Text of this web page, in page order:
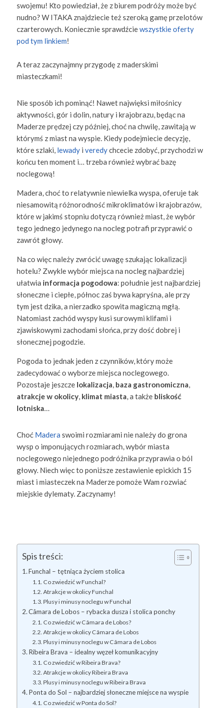
swojemu! Kto powiedział, że z biurem podróży może być
nudno? W ITAKA znajdziecie też szeroką gamę przelotów
czarterowych. Koniecznie sprawdźciewszystkie oferty
pod tym linkiem!
A teraz zaczynajmny przygodę z maderskimi
miasteczkami!
Nie sposób ich pominąć! Nawet najwięksi miłośnicy
aktywności, gór i dolin, natury i krajobrazu, będąc na
Maderze prędzej czy później, choć na chwilę, zawitają w
którymś z miast na wyspie. Kiedy podejmiecie decyzję,
które szlaki, lewadyi veredychcecie zdobyć, przychodzi w
końcu ten moment i… trzeba również wybrać bazę
noclegową!
Madera, choć to relatywnie niewielka wyspa, oferuje tak
niesamowitą różnorodność mikroklimatów i krajobrazów,
które w jakimś stopniu dotyczą również miast, że wybór
tego jednego jedynego na nocleg potrafi przyprawić o
zawrót głowy.
Na co więc należy zwrócić uwagę szukając lokalizacji
hotelu? Zwykle wybór miejsca na nocleg najbardziej
ułatwia informacja pogodowa: południe jest najbardziej
słoneczne i ciepłe, północ zaś bywa kapryśna, ale przy
tym jest dzika, a nierzadko spowita magiczną mgłą.
Natomiast zachód wyspy kusi surowymi klifami i
zjawiskowymi zachodami słońca, przy dość dobrej i
słonecznej pogodzie.
Pogoda to jednak jeden z czynników, który może
zadecydować o wyborze miejsca noclegowego.
Pozostaje jeszcze lokalizacja, baza gastronomiczna,
atrakcje w okolicy, klimat miasta, a także bliskość
lotniska…
Choć Madera swoimi rozmiarami nie należy do grona
wysp o imponujących rozmiarach, wybór miasta
noclegowego niejednego podróżnika przyprawia o ból
głowy. Niech więc to poniższe zestawienie epickich 15
miast i miasteczek na Maderze pomoże Wam rozwiać
miejskie dylematy. Zaczynamy!
Spis treści:
Funchal – tętniąca życiem stolica
Co zwiedzić w Funchal?
Atrakcje w okolicy Funchal
Plusy i minusy noclegu w Funchal
Câmara de Lobos – rybacka dusza i stolica ponchy
Co zwiedzić w Câmara de Lobos?
Atrakcje w okolicy Câmara de Lobos
Plusy i minusy noclegu w Câmara de Lobos
Ribeira Brava – idealny węzeł komunikacyjny
Co zwiedzić w Ribeira Brava?
Atrakcje w okolicy Ribeira Brava
Plusy i minusy noclegu w Ribeira Brava
Ponta do Sol – najbardziej słoneczne miejsce na wyspie
Co zwiedzić w Ponta do Sol?